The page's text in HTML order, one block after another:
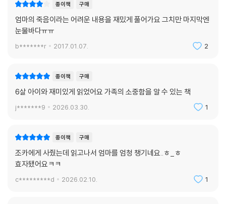
종이책 구매
엄마의 죽음이라는 어려운 내용을 재밌게 풀어가요 그치만 마지막엔
눈물바다ㅠㅠ
b*******r 2017.01.07. 2
종이책 구매
6살 아이와 재미있게 읽었어요 가족의 소중함을 알 수 있는 책
j*******9 2026.03.30. 1
종이책 구매
조카에게 사줬는데 읽고나서 엄마를 엄청 챙기네요..ㅎ_ㅎ
효자됐어요ㅋㅋ
c*********d 2026.02.10. 1